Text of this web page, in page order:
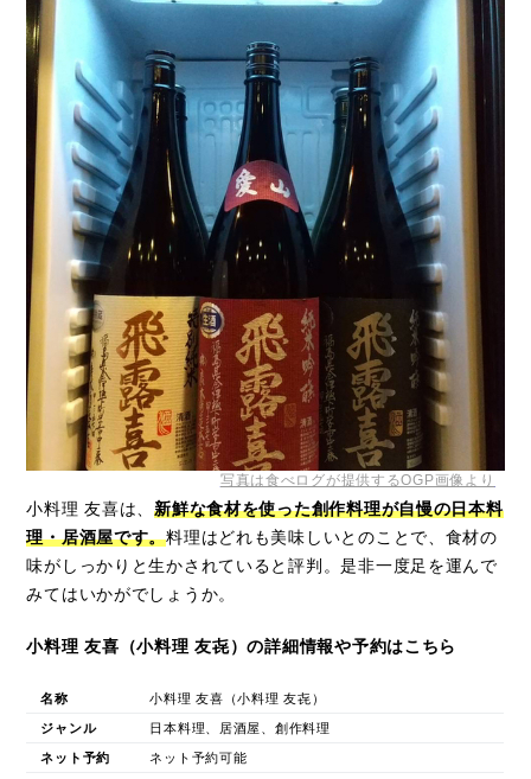
写真は食べログが提供するOGP画像より
小料理 友喜は、新鮮な食材を使った創作料理が自慢の日本料
理・居酒屋です。料理はどれも美味しいとのことで、食材の
味がしっかりと生かされていると評判。是非一度足を運んで
みてはいかがでしょうか。
小料理 友喜（小料理 友㐂）の詳細情報や予約はこちら
名称 小料理 友喜（小料理 友㐂）
ジャンル 日本料理、居酒屋、創作料理
ネット予約 ネット予約可能